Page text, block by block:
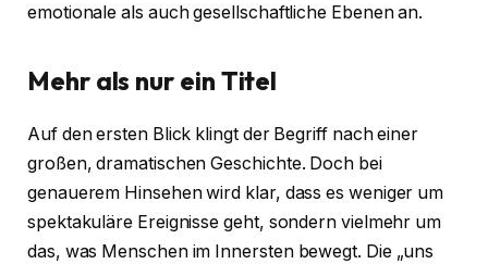
emotionale als auch gesellschaftliche Ebenen an.
Mehr als nur ein Titel
Auf den ersten Blick klingt der Begriff nach einer
großen, dramatischen Geschichte. Doch bei
genauerem Hinsehen wird klar, dass es weniger um
spektakuläre Ereignisse geht, sondern vielmehr um
das, was Menschen im Innersten bewegt. Die „uns